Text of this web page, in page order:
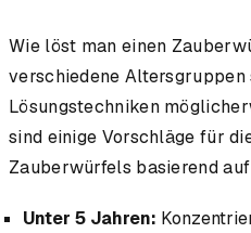
Wie löst man einen
verschiedene Altersgruppen
Lösungstechniken
sind einige Vorschläge für
Zauberwürfels basierend
Unter 5 Jahren: